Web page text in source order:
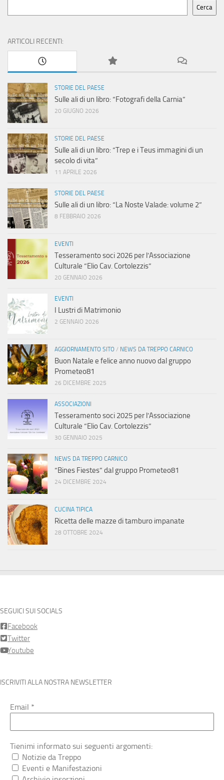
Cerca
ARTICOLI RECENTI:
STORIE DEL PAESE
Sulle ali di un libro: “Fotografi della Carnia”
20 GIUGNO 2026
STORIE DEL PAESE
Sulle ali di un libro: “Trep e i Teus immagini di un
secolo di vita”
11 APRILE 2026
STORIE DEL PAESE
Sulle ali di un libro: “La Noste Valade: volume 2”
8 FEBBRAIO 2026
EVENTI
Tesseramento soci 2026 per l’Associazione
Culturale “Elio Cav. Cortolezzis”
20 GENNAIO 2026
EVENTI
I Lustri di Matrimonio
2 GENNAIO 2026
AGGIORNAMENTO SITO / NEWS DA TREPPO CARNICO
Buon Natale e felice anno nuovo dal gruppo
Prometeo81
26 DICEMBRE 2025
ASSOCIAZIONI
Tesseramento soci 2025 per l’Associazione
Culturale “Elio Cav. Cortolezzis”
30 GENNAIO 2025
NEWS DA TREPPO CARNICO
“Bines Fiestes” dal gruppo Prometeo81
24 DICEMBRE 2024
CUCINA TIPICA
Ricetta delle mazze di tamburo impanate
28 OTTOBRE 2024
SEGUICI SUI SOCIALS
Facebook
Twitter
Youtube
ISCRIVITI ALLA NOSTRA NEWSLETTER
Email *
Tienimi informato sui seguenti argomenti:
Notizie da Treppo
Eventi e Manifestazioni